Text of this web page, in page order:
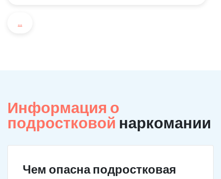
...
Информация о
подростковой наркомании
Чем опасна подростковая